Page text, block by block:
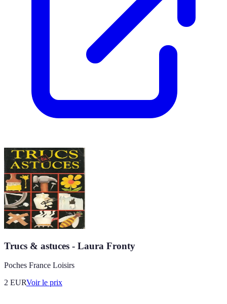
Trucs & astuces - Laura Fronty
Poches France Loisirs
2 EURVoir le prix